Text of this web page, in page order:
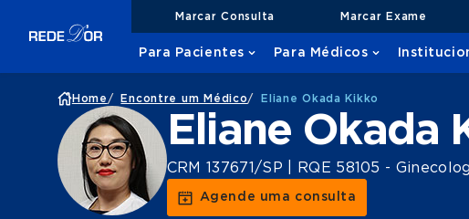
Marcar Consulta Marcar Exame
Para Pacientes Para Médicos
Home / Encontre um Médico/ Eliane Okada Kikko
Eliane Okada
CRM 137671/SP | RQE 58105 -
Agende uma consulta